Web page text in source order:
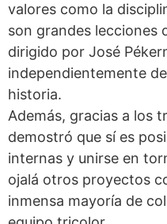
valores como la
son grandes lecciones
dirigido por José
independientemente
historia.
Además, gracias a los
demostró que sí es
internas y unirse en
ojalá otros proyectos
inmensa mayoría de